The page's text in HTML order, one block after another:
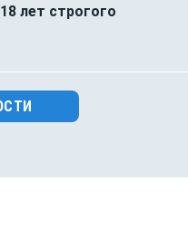
лет строгого